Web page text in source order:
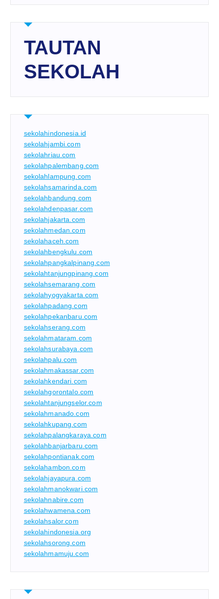
TAUTAN
SEKOLAH
sekolahindonesia.id
sekolahjambi.com
sekolahriau.com
sekolahpalembang.com
sekolahlampung.com
sekolahsamarinda.com
sekolahbandung.com
sekolahdenpasar.com
sekolahjakarta.com
sekolahmedan.com
sekolahaceh.com
sekolahbengkulu.com
sekolahpangkalpinang.com
sekolahtanjungpinang.com
sekolahsemarang.com
sekolahyogyakarta.com
sekolahpadang.com
sekolahpekanbaru.com
sekolahserang.com
sekolahmataram.com
sekolahsurabaya.com
sekolahpalu.com
sekolahmakassar.com
sekolahkendari.com
sekolahgorontalo.com
sekolahtanjungselor.com
sekolahmanado.com
sekolahkupang.com
sekolahpalangkaraya.com
sekolahbanjarbaru.com
sekolahpontianak.com
sekolahambon.com
sekolahjayapura.com
sekolahmanokwari.com
sekolahnabire.com
sekolahwamena.com
sekolahsalor.com
sekolahindonesia.org
sekolahsorong.com
sekolahmamuju.com